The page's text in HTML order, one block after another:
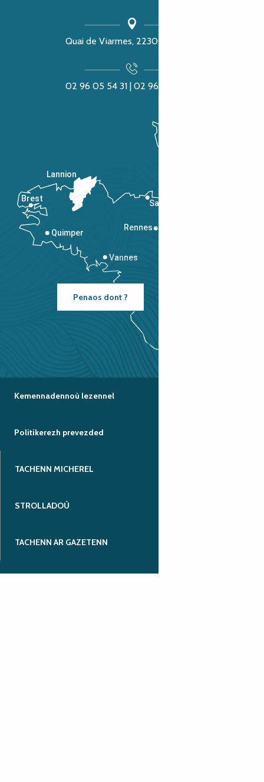
Quai de Viarmes, 22300 Lannion
02 96 05 54 31 | 02 96 04 04 57
Saint-Malo
Rennes
Vannes
Quimper
Lannion
Brest
Penaos dont ?
Kemennadennoù lezennel
Politikerezh prevezded
TACHENN MICHEREL
STROLLADOÙ
TACHENN AR GAZETENN